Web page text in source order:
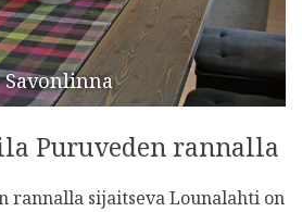
Savonlinna
Puruveden rannalla
rannalla sijaitseva Lounalahti on